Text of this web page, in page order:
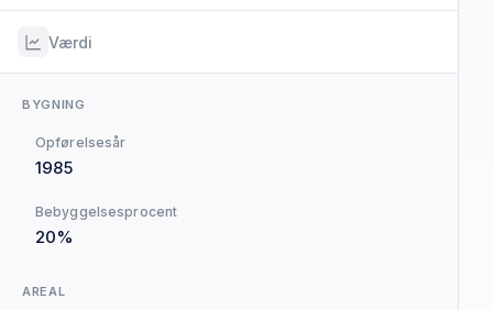
Værdi
BYGNING
Opførelsesår
1985
Bebyggelsesprocent
20%
AREAL